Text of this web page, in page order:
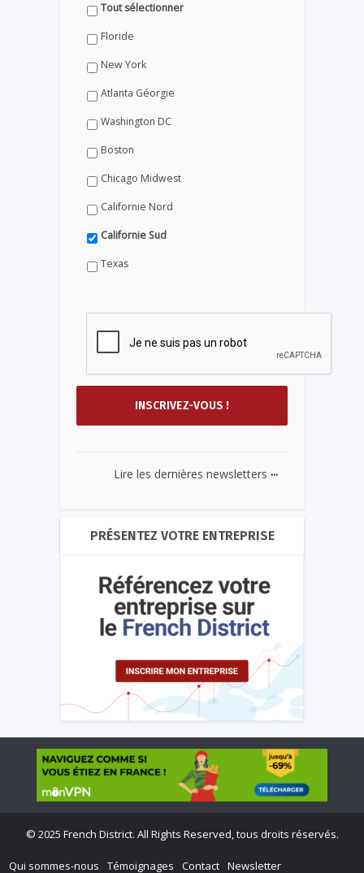
Tout sélectionner
Floride
New York
Atlanta Géorgie
Washington DC
Boston
Chicago Midwest
Californie Nord
Californie Sud
Texas
Lire les dernières newsletters ...
PRÉSENTEZ VOTRE ENTREPRISE
© 2025 French District. All Rights Reserved, tous droits réservés.
Qui sommes-nous Témoignages Contact Newsletter